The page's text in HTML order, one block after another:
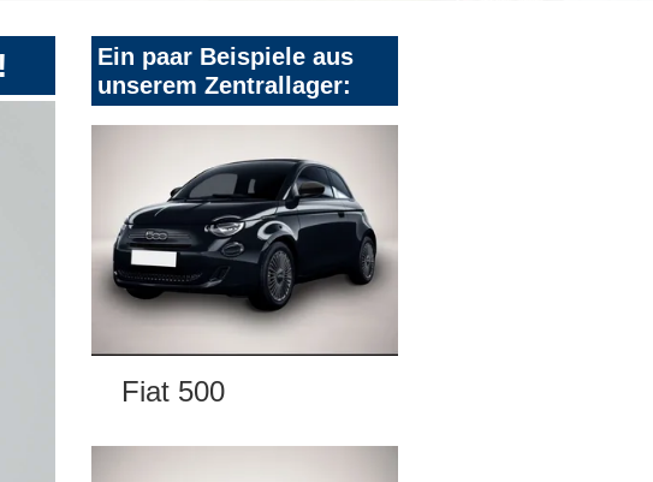
Ein paar Beispiele aus
unserem Zentrallager:
Fiat 500